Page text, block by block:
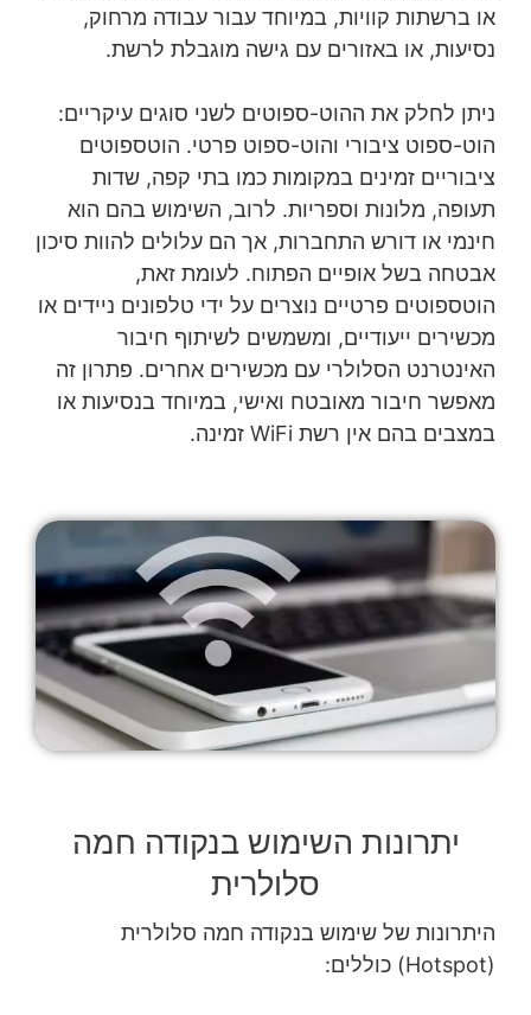
או ברשתות קוויות, במיוחד עבור עבודה מרחוק,
נסיעות, או באזורים עם גישה מוגבלת לרשת.
ניתן לחלק את ההוט-ספוטים לשני סוגים עיקריים:
הוט-ספוט ציבורי והוט-ספוט פרטי. הוטספוטים
ציבוריים זמינים במקומות כמו בתי קפה, שדות
תעופה, מלונות וספריות. לרוב, השימוש בהם הוא
חינמי או דורש התחברות, אך הם עלולים להוות סיכון
אבטחה בשל אופיים הפתוח. לעומת זאת,
הוטספוטים פרטיים נוצרים על ידי טלפונים ניידים או
מכשירים ייעודיים, ומשמשים לשיתוף חיבור
האינטרנט הסלולרי עם מכשירים אחרים. פתרון זה
מאפשר חיבור מאובטח ואישי, במיוחד בנסיעות או
במצבים בהם אין רשת WiFi זמינה.
יתרונות השימוש בנקודה חמה
סלולרית
היתרונות של שימוש בנקודה חמה סלולרית
(Hotspot) כוללים: